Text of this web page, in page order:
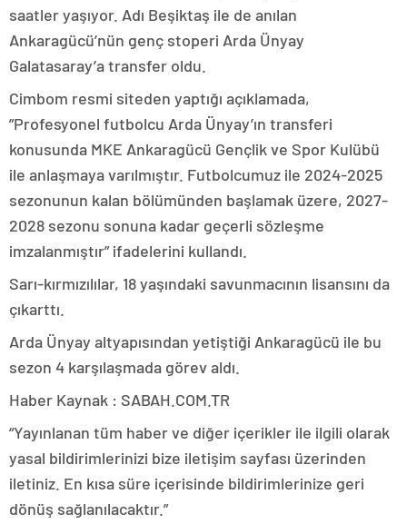
saatler yaşıyor. Adı Beşiktaş ile de anılan
Ankaragücü’nün genç stoperi Arda Ünyay
Galatasaray’a transfer oldu.
Cimbom resmi siteden yaptığı açıklamada,
”Profesyonel futbolcu Arda Ünyay’ın transferi
konusunda MKE Ankaragücü Gençlik ve Spor Kulübü
ile anlaşmaya varılmıştır. Futbolcumuz ile 2024-2025
sezonunun kalan bölümünden başlamak üzere, 2027-
2028 sezonu sonuna kadar geçerli sözleşme
imzalanmıştır” ifadelerini kullandı.
Sarı-kırmızılılar, 18 yaşındaki savunmacının lisansını da
çıkarttı.
Arda Ünyay altyapısından yetiştiği Ankaragücü ile bu
sezon 4 karşılaşmada görev aldı.
Haber Kaynak : SABAH.COM.TR
“Yayınlanan tüm haber ve diğer içerikler ile ilgili olarak
yasal bildirimlerinizi bize iletişim sayfası üzerinden
iletiniz. En kısa süre içerisinde bildirimlerinize geri
dönüş sağlanılacaktır.”